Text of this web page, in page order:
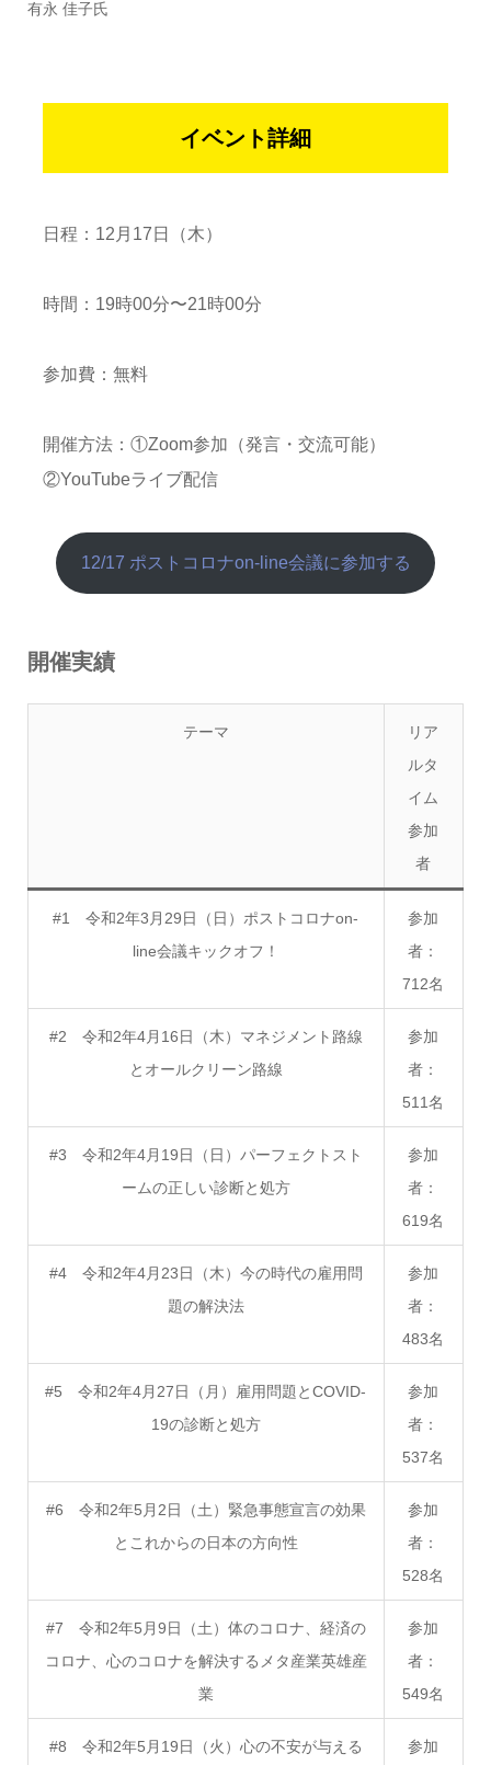
有永 佳子氏
イベント詳細
日程：12月17日（木）
時間：19時00分〜21時00分
参加費：無料
開催方法：①Zoom参加（発言・交流可能）
②YouTubeライブ配信
12/17 ポストコロナon-line会議に参加する
開催実績
テーマ
リア
ルタ
イム
参加
者
#1 令和2年3月29日（日）ポストコロナon-
line会議キックオフ！
参加
者：
712名
#2 令和2年4月16日（木）マネジメント路線
とオールクリーン路線
参加
者：
511名
#3 令和2年4月19日（日）パーフェクトスト
ームの正しい診断と処方
参加
者：
619名
#4 令和2年4月23日（木）今の時代の雇用問
題の解決法
参加
者：
483名
#5 令和2年4月27日（月）雇用問題とCOVID-
19の診断と処方
参加
者：
537名
#6 令和2年5月2日（土）緊急事態宣言の効果
とこれからの日本の方向性
参加
者：
528名
#7 令和2年5月9日（土）体のコロナ、経済の
コロナ、心のコロナを解決するメタ産業英雄産
業
参加
者：
549名
#8 令和2年5月19日（火）心の不安が与える
参加